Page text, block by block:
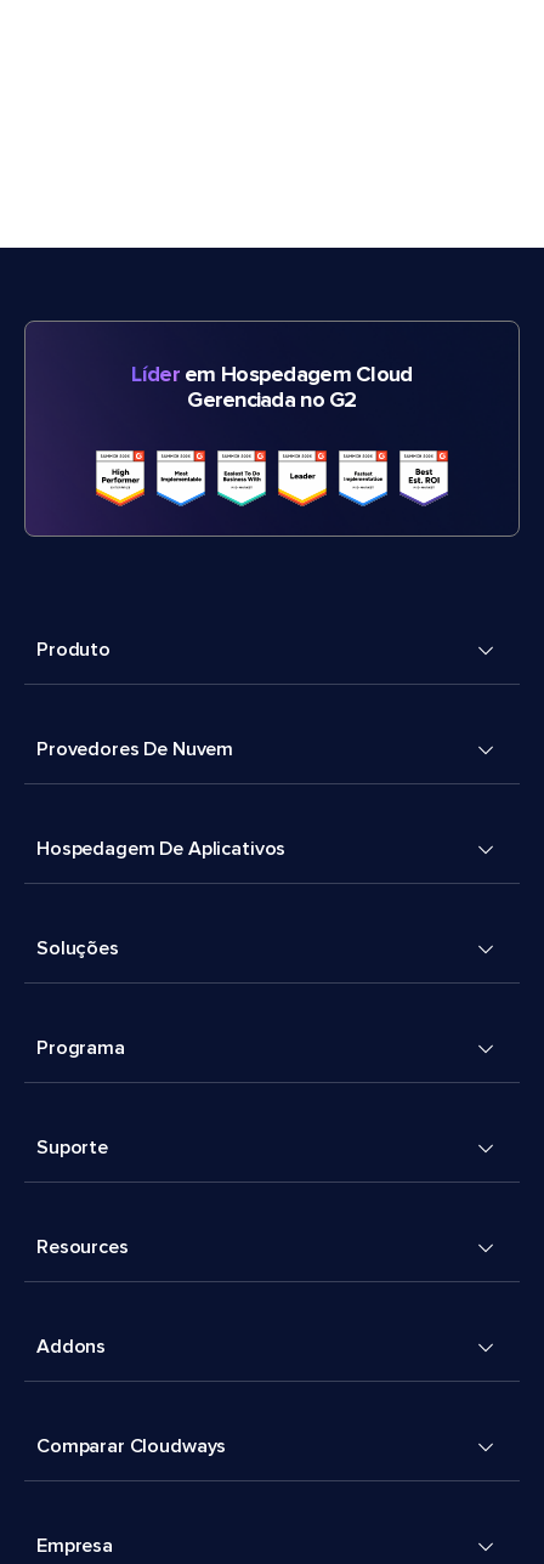
Líderem Hospedagem Cloud
Gerenciada no G2
Produto
Provedores De Nuvem
Hospedagem De Aplicativos
Soluções
Programa
Suporte
Resources
Addons
Comparar Cloudways
Empresa